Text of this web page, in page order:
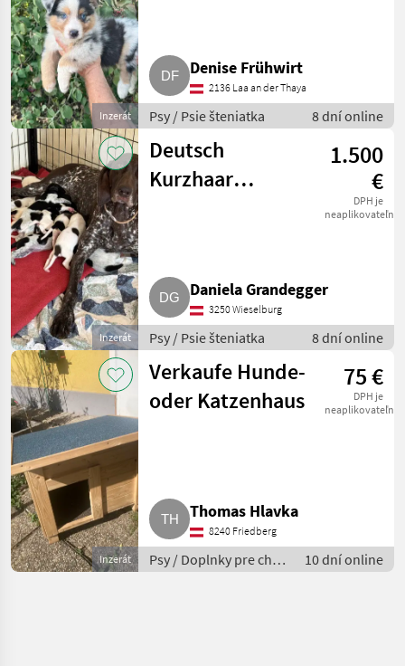
Inzerát
Denise Frühwirt
2136 Laa an der Thaya
Psy / Psie šteniatka 8 dní online
Inzerát
Deutsch
Kurzhaar
1.500
€
DPH je
neaplikovateľné
Daniela Grandegger
3250 Wieselburg
Psy / Psie šteniatka 8 dní online
Inzerát
Verkaufe Hunde-
oder Katzenhaus
75 €
DPH je
neaplikovateľné
Thomas Hlavka
8240 Friedberg
Psy / Doplnky pre chov
psov
10 dní online